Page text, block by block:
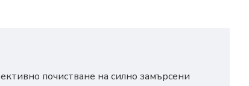
почистване на силно замърсени